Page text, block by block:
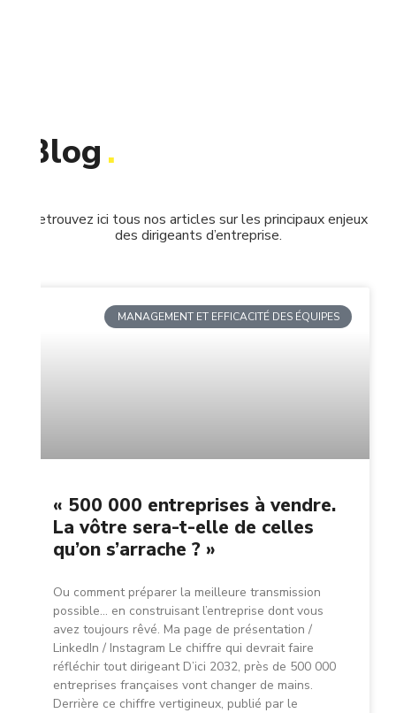
Blog.
Retrouvez ici tous nos articles sur les principaux enjeux
des dirigeants d’entreprise.
MANAGEMENT ET EFFICACITÉ DES ÉQUIPES
« 500 000 entreprises à vendre.
La vôtre sera-t-elle de celles
qu’on s’arrache ? »
Ou comment préparer la meilleure transmission
possible… en construisant l’entreprise dont vous
avez toujours rêvé. Ma page de présentation /
LinkedIn / Instagram Le chiffre qui devrait faire
réfléchir tout dirigeant D’ici 2032, près de 500 000
entreprises françaises vont changer de mains.
Derrière ce chiffre vertigineux, publié par le